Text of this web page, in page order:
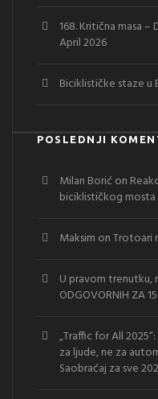
168. Kritična masa
April 2026
Biciklističke staze u
POSLEDNJI
Milan Borić on
biciklističkog mosta
Maksim onTrotoari
U pravom trenutku,
ODGOVORNIH ZA
„Traffic for All
za ljude, ne za
Saobraćaj za sve